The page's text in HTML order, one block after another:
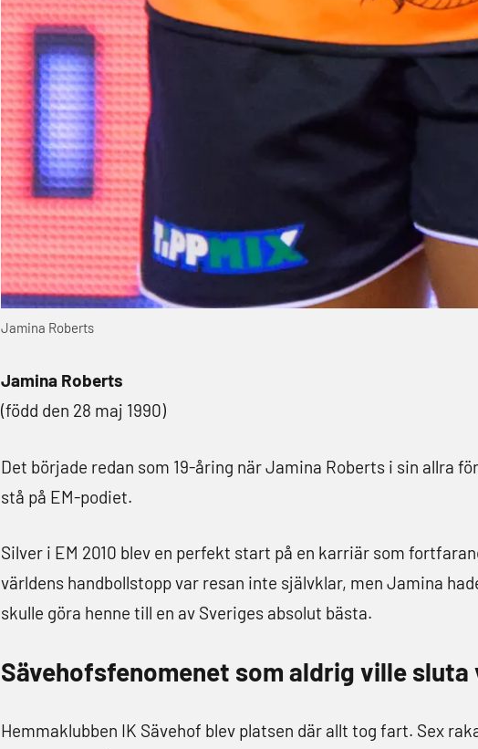
Jamina Roberts
Jamina Roberts
(född den 28 maj 1990)
Det började redan som 19-åring när Jamina Roberts i sin allra
stå på EM-podiet.
Silver i EM 2010 blev en perfekt start på en karriär som
världens handbollstopp var resan inte självklar, men Jamina
skulle göra henne till en av Sveriges absolut bästa.
Sävehofsfenomenet som aldrig ville sluta
Hemmaklubben IK Sävehof blev platsen där allt tog fart. Sex